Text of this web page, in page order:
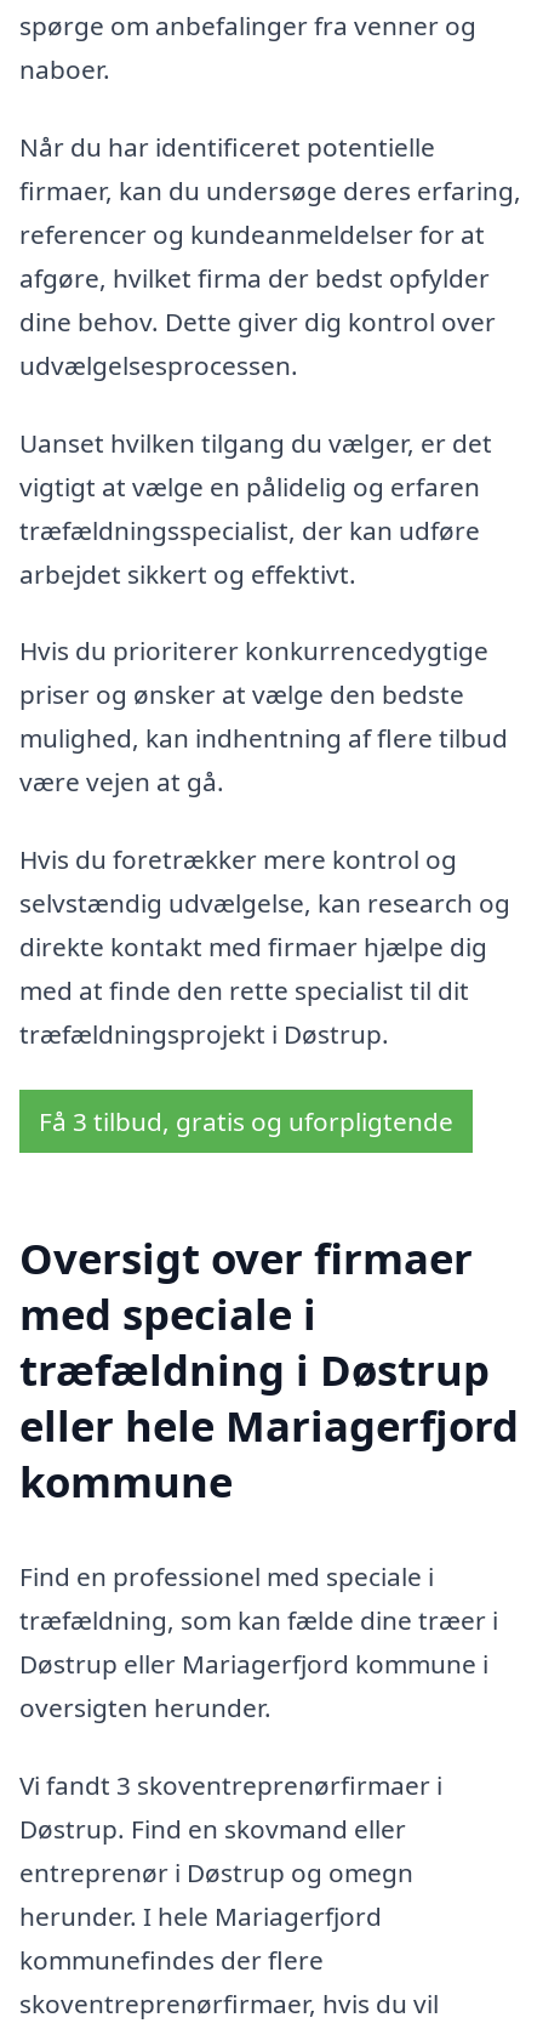
spørge om anbefalinger fra venner og
naboer.
Når du har identificeret potentielle
firmaer, kan du undersøge deres erfaring,
referencer og kundeanmeldelser for at
afgøre, hvilket firma der bedst opfylder
dine behov. Dette giver dig kontrol over
udvælgelsesprocessen.
Uanset hvilken tilgang du vælger, er det
vigtigt at vælge en pålidelig og erfaren
træfældningsspecialist, der kan udføre
arbejdet sikkert og effektivt.
Hvis du prioriterer konkurrencedygtige
priser og ønsker at vælge den bedste
mulighed, kan indhentning af flere tilbud
være vejen at gå.
Hvis du foretrækker mere kontrol og
selvstændig udvælgelse, kan research og
direkte kontakt med firmaer hjælpe dig
med at finde den rette specialist til dit
træfældningsprojekt i Døstrup.
Få 3 tilbud, gratis og uforpligtende
Oversigt over firmaer
med speciale i
træfældning i Døstrup
eller hele Mariagerfjord
kommune
Find en professionel med speciale i
træfældning, som kan fælde dine træer i
Døstrup eller Mariagerfjord kommune i
oversigten herunder.
Vi fandt 3 skoventreprenørfirmaer i
Døstrup. Find en skovmand eller
entreprenør i Døstrup og omegn
herunder. I hele Mariagerfjord
kommunefindes der flere
skoventreprenørfirmaer, hvis du vil